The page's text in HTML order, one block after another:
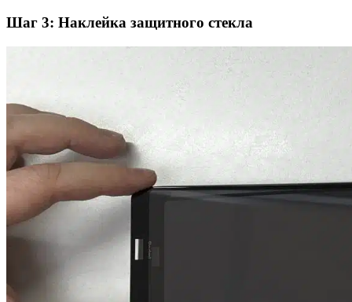
Шаг 3: Наклейка защитного стекла